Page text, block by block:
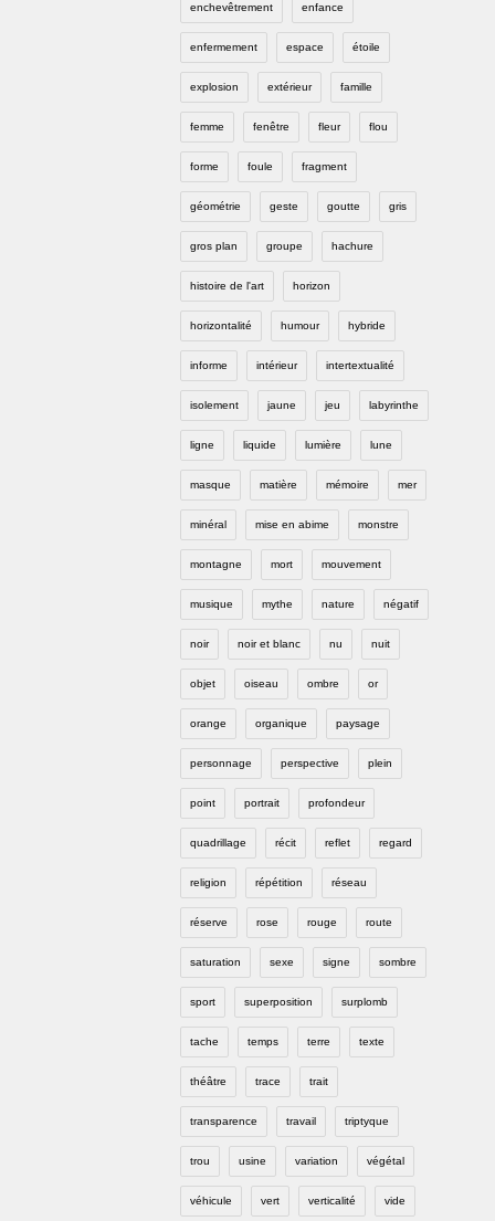
enchevêtrement enfance
enfermement espace étoile
explosion extérieur famille
femme fenêtre fleur flou
forme foule fragment
géométrie geste goutte gris
gros plan groupe hachure
histoire de l'art horizon
horizontalité humour hybride
informe intérieur intertextualité
isolement jaune jeu labyrinthe
ligne liquide lumière lune
masque matière mémoire mer
minéral mise en abime monstre
montagne mort mouvement
musique mythe nature négatif
noir noir et blanc nu nuit
objet oiseau ombre or
orange organique paysage
personnage perspective plein
point portrait profondeur
quadrillage récit reflet regard
religion répétition réseau
réserve rose rouge route
saturation sexe signe sombre
sport superposition surplomb
tache temps terre texte
théâtre trace trait
transparence travail triptyque
trou usine variation végétal
véhicule vert verticalité vide